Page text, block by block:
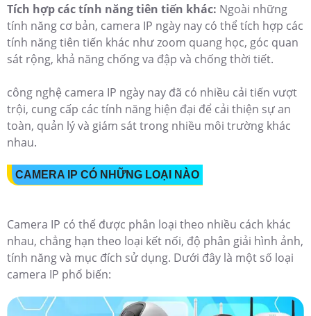
Tích hợp các tính năng tiên tiến khác: Ngoài những
tính năng cơ bản, camera IP ngày nay có thể tích hợp các
tính năng tiên tiến khác như zoom quang học, góc quan
sát rộng, khả năng chống va đập và chống thời tiết.
công nghệ camera IP ngày nay đã có nhiều cải tiến vượt
trội, cung cấp các tính năng hiện đại để cải thiện sự an
toàn, quản lý và giám sát trong nhiều môi trường khác
nhau.
CAMERA IP CÓ NHỮNG LOẠI NÀO
Camera IP có thể được phân loại theo nhiều cách khác
nhau, chẳng hạn theo loại kết nối, độ phân giải hình ảnh,
tính năng và mục đích sử dụng. Dưới đây là một số loại
camera IP phổ biến: